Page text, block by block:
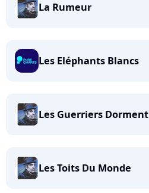
La Rumeur
Les Eléphants Blancs
Les Guerriers Dorment
Les Toits Du Monde